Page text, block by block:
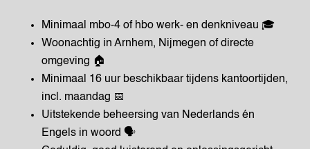
Minimaal mbo-4 of hbo werk- en denkniveau 🎓
Woonachtig in Arnhem, Nijmegen of directe
omgeving 🏠
Minimaal 16 uur beschikbaar tijdens kantoortijden,
incl. maandag 📅
Uitstekende beheersing van Nederlands én
Engels in woord 🗣️